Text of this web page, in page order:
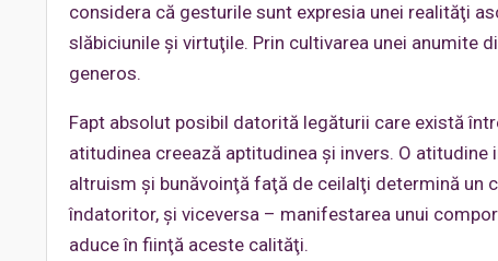
considera că gesturile sunt expresia unei realităţi
slăbiciunile şi virtuţile. Prin cultivarea unei anumite
generos.
Fapt absolut posibil datorită legăturii care există
atitudinea creează aptitudinea şi invers. O atitudine
altruism şi bunăvoinţă faţă de ceilalţi determină un
îndatoritor, şi viceversa – manifestarea unui
aduce în fiinţă aceste calităţi.